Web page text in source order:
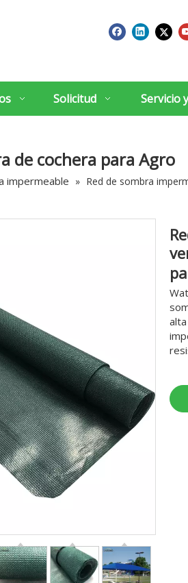
Solicitud Servicio
de cochera para Agro
impermeable » Red de sombra